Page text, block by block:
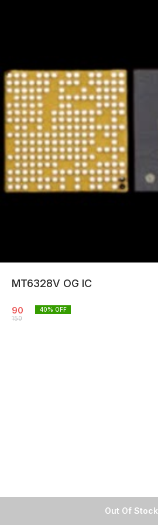
Out Of Stock
MT6328V OG IC
90
150
40% OFF